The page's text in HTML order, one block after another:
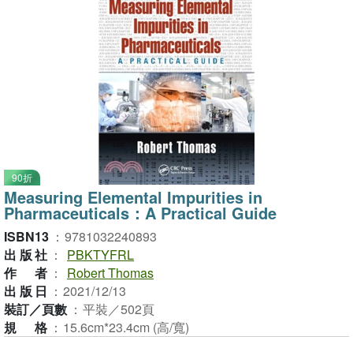
90折
Measuring Elemental Impurities in
Pharmaceuticals：A Practical Guide
ISBN13 ： 9781032240893
出版社 ：
PBKTYFRL
作者 ：
Robert Thomas
出版日 ： 2021/12/13
裝訂／頁數 ： 平裝／502頁
規格 ： 15.6cm*23.4cm (高/寬)